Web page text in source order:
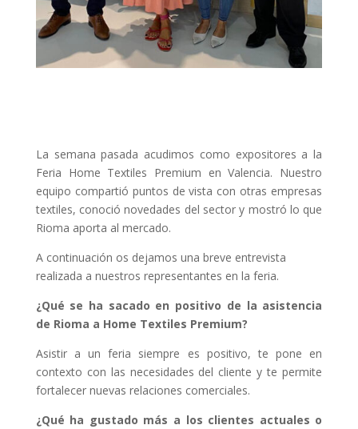
La semana pasada acudimos como expositores a la
Feria Home Textiles Premium en Valencia. Nuestro
equipo compartió puntos de vista con otras empresas
textiles, conoció novedades del sector y mostró lo que
Rioma aporta al mercado.
A continuación os dejamos una breve entrevista
realizada a nuestros representantes en la feria.
¿Qué se ha sacado en positivo de la asistencia
de Rioma a Home Textiles Premium?
Asistir a un feria siempre es positivo, te pone en
contexto con las necesidades del cliente y te permite
fortalecer nuevas relaciones comerciales.
¿Qué ha gustado más a los clientes actuales o